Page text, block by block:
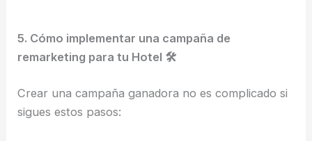
5. Cómo implementar una campaña de
remarketing para tu Hotel 🛠️
Crear una campaña ganadora no es complicado si
sigues estos pasos: